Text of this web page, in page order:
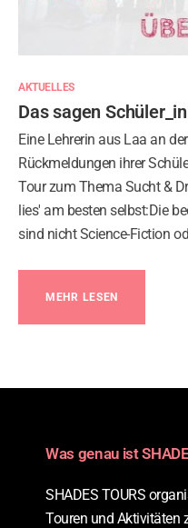
AKTUELLES
Das sagen
Eine Lehrerin aus Laa an
Rückmeldungen ihrer
Tour zum Thema Sucht &
lies' am besten selbst:Die
sind nicht Science-Fiction
MEHR LESEN
Was genau ist
SHADES TOURS
Touren und Aktivitäten